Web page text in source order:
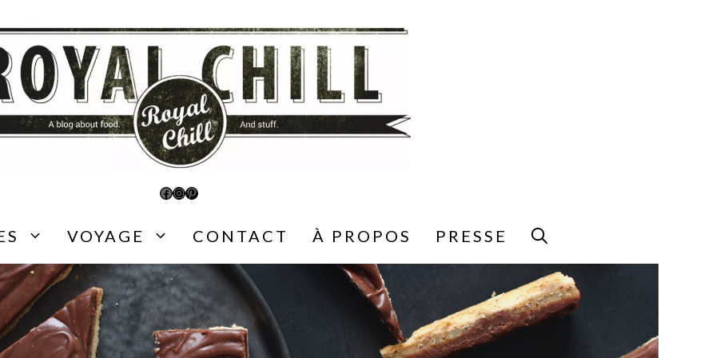
Facebook
Instagram
Pinterest
VOYAGE CONTACT À PROPOS PRESSE